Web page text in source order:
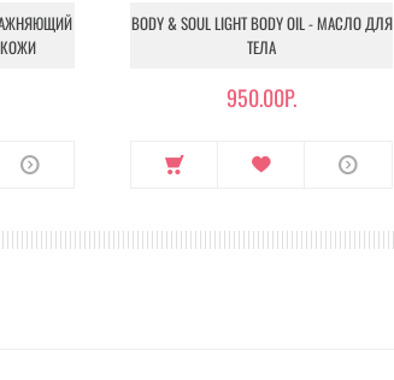
BODY & SOUL LIGHT BODY OIL - МАСЛО ДЛЯ
ТЕЛА
950.00Р.